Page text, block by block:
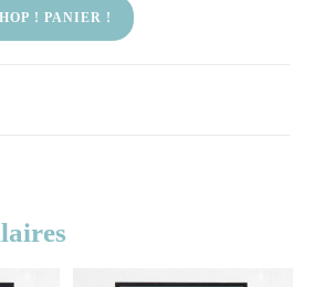
HOP ! PANIER !